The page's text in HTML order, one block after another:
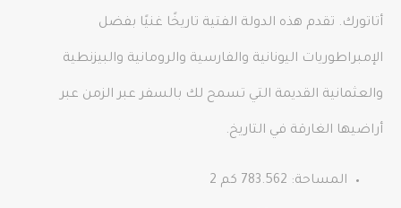
أتاتورك. تقدم هذه الدولة الفتية تاريخًا غنيًا بفضل
الإمبراطوريات اليونانية والفارسية والرومانية والبيزنطية
والعثمانية القديمة التي تسمح لك بالسفر عبر الزمن عبر
أراضيها الغارقة في التاريخ.
المساحة: 783.562 كم 2